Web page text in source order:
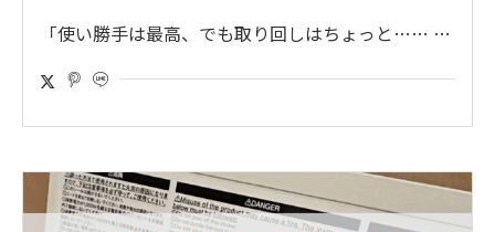
「使い勝手は最高、でも取り回しはちょっと…… …